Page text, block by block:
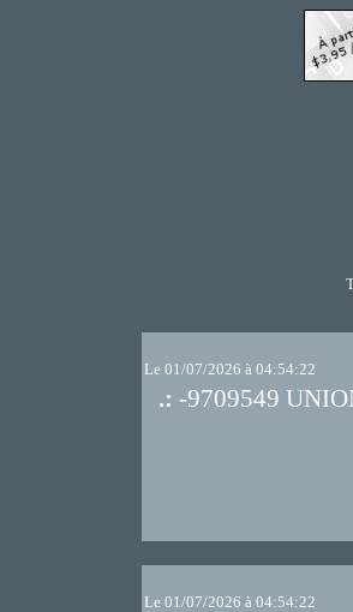
Le 01/07/2026 à 04:54:22
.: -9709549
Le 01/07/2026 à 04:54:22